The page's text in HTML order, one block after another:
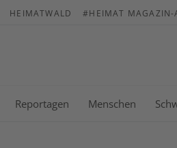
HEIMATWALD #HEIMAT MAGAZIN-
Reportagen Menschen